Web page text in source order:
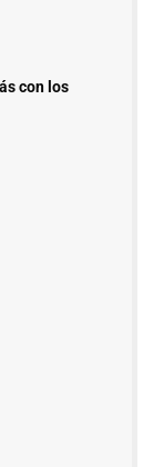
con los